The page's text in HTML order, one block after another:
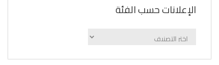
الإعلانات حسب الفئة
الإعلانات